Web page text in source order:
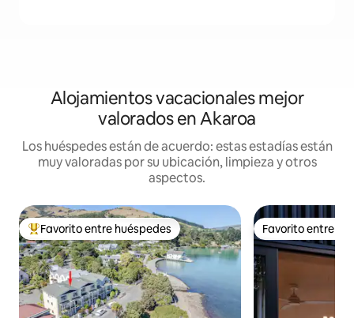
Alojamientos vacacionales mejor
valorados en Akaroa
Los huéspedes están de acuerdo: estas estadías están
muy valoradas por su ubicación, limpieza y otros
aspectos.
Favorito entre huéspedes preferido
Favorito entre huéspedes Favorito entre
Favorito entre